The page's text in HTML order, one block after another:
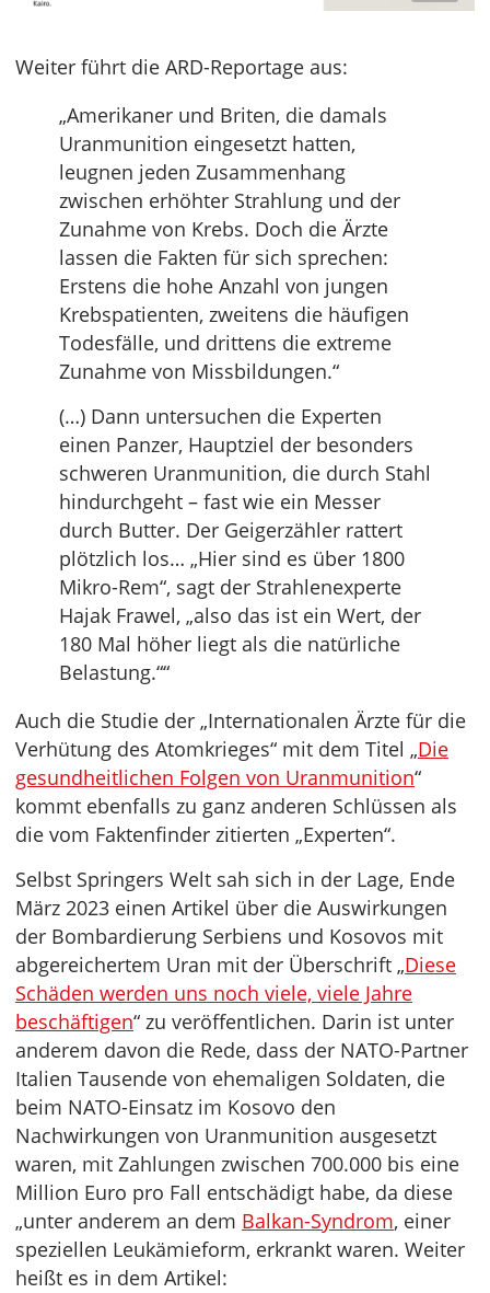
Weiter führt die ARD-Reportage aus:
„Amerikaner und Briten, die damals
Uranmunition eingesetzt hatten,
leugnen jeden Zusammenhang
zwischen erhöhter Strahlung und der
Zunahme von Krebs. Doch die Ärzte
lassen die Fakten für sich sprechen:
Erstens die hohe Anzahl von jungen
Krebspatienten, zweitens die häufigen
Todesfälle, und drittens die extreme
Zunahme von Missbildungen.“
(…) Dann untersuchen die Experten
einen Panzer, Hauptziel der besonders
schweren Uranmunition, die durch Stahl
hindurchgeht – fast wie ein Messer
durch Butter. Der Geigerzähler rattert
plötzlich los… „Hier sind es über 1800
Mikro-Rem“, sagt der Strahlenexperte
Hajak Frawel, „also das ist ein Wert, der
180 Mal höher liegt als die natürliche
Belastung.““
Auch die Studie der „Internationalen Ärzte für die
Verhütung des Atomkrieges“ mit dem Titel „Die
gesundheitlichen Folgen von Uranmunition“
kommt ebenfalls zu ganz anderen Schlüssen als
die vom Faktenfinder zitierten „Experten“.
Selbst Springers Welt sah sich in der Lage, Ende
März 2023 einen Artikel über die Auswirkungen
der Bombardierung Serbiens und Kosovos mit
abgereichertem Uran mit der Überschrift „Diese
Schäden werden uns noch viele, viele Jahre
beschäftigen“ zu veröffentlichen. Darin ist unter
anderem davon die Rede, dass der NATO-Partner
Italien Tausende von ehemaligen Soldaten, die
beim NATO-Einsatz im Kosovo den
Nachwirkungen von Uranmunition ausgesetzt
waren, mit Zahlungen zwischen 700.000 bis eine
Million Euro pro Fall entschädigt habe, da diese
„unter anderem an dem Balkan-Syndrom, einer
speziellen Leukämieform, erkrankt waren. Weiter
heißt es in dem Artikel: